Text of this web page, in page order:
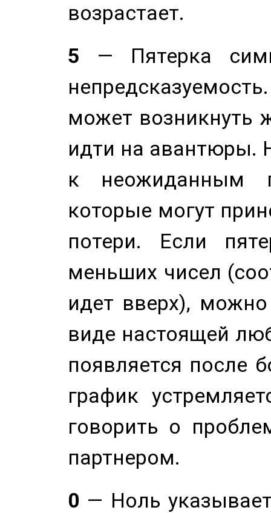
возрастает.
5 — Пятерка
может возникнуть
идти на авантюры.
к неожиданным
которые могут
потери. Если
меньших чисел
идет вверх),
виде настоящей
появляется после
график
говорить о
партнером.
0 — Ноль